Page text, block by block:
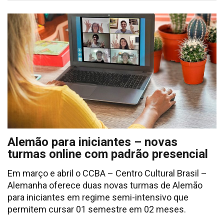
Alemão para iniciantes – novas
turmas online com padrão presencial
Em março e abril o CCBA – Centro Cultural Brasil –
Alemanha oferece duas novas turmas de Alemão
para iniciantes em regime semi-intensivo que
permitem cursar 01 semestre em 02 meses.